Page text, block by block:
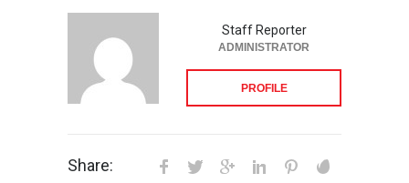
Staff Reporter
ADMINISTRATOR
PROFILE
Share: